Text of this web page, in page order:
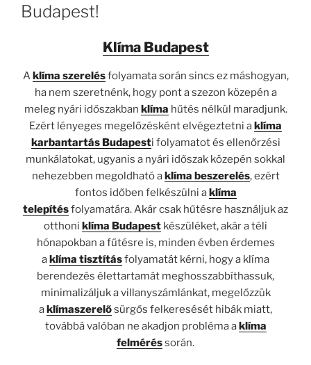
Budapest!
Klíma Budapest
Aklíma szerelésfolyamata során sincs ez máshogyan,
ha nem szeretnénk, hogy pont a szezon közepén a
meleg nyári időszakban klíma hűtés nélkül maradjunk.
Ezért lényeges megelőzésként elvégeztetni aklíma
karbantartás Budapesti folyamatot és ellenőrzési
munkálatokat, ugyanis a nyári időszak közepén sokkal
nehezebben megoldható aklíma beszerelés, ezért
fontos időben felkészülni aklíma
telepítésfolyamatára. Akár csak hűtésre használjuk az
otthoni klíma Budapest készüléket, akár a téli
hónapokban a fűtésre is, minden évben érdemes
aklíma tisztításfolyamatát kérni, hogy a klíma
berendezés élettartamát meghosszabbíthassuk,
minimalizáljuk a villanyszámlánkat, megelőzzük
aklímaszerelősürgős felkeresését hibák miatt,
továbbá valóban ne akadjon probléma aklíma
felméréssorán.